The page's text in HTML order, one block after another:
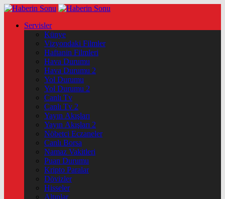
Servisler
Künye
Vizyondaki Filmler
Haftanin Filmleri
Hava Durumu
Hava Durumu 2
Yol Durumu
Yol Durumu 2
Canlı Tv
Canlı Tv 2
Yayın Akışları
Yayın Akışları 2
Nöbetçi Eczaneler
Canlı Borsa
Namaz Vakitleri
Puan Durumu
Kripto Paralar
Dövizler
Hisseler
Altınlar